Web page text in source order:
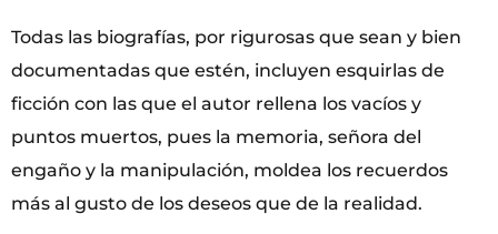
Todas las biografías, por rigurosas que sean y bien
documentadas que estén, incluyen esquirlas de
ficción con las que el autor rellena los vacíos y
puntos muertos, pues la memoria, señora del
engaño y la manipulación, moldea los recuerdos
más al gusto de los deseos que de la realidad.